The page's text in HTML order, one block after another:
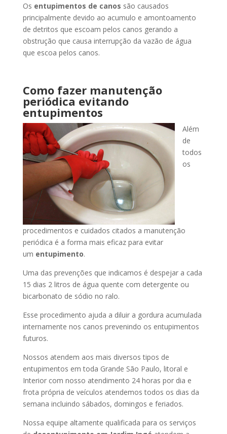
Os entupimentos de canos são causados
principalmente devido ao acumulo e amontoamento
de detritos que escoam pelos canos gerando a
obstrução que causa interrupção da vazão de água
que escoa pelos canos.
Como fazer manutenção
periódica evitando
entupimentos
Além
de
todos
os
procedimentos e cuidados citados a manutenção
periódica é a forma mais eficaz para evitar
um entupimento.
Uma das prevenções que indicamos é despejar a cada
15 dias 2 litros de água quente com detergente ou
bicarbonato de sódio no ralo.
Esse procedimento ajuda a diluir a gordura acumulada
internamente nos canos prevenindo os entupimentos
futuros.
Nossos atendem aos mais diversos tipos de
entupimentos em toda Grande São Paulo, litoral e
Interior com nosso atendimento 24 horas por dia e
frota própria de veículos atendemos todos os dias da
semana incluindo sábados, domingos e feriados.
Nossa equipe altamente qualificada para os serviços